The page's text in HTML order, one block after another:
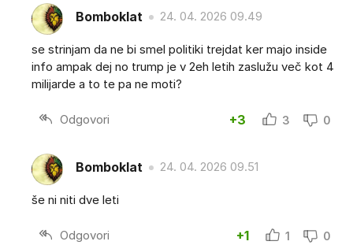
Bomboklat 24. 04. 2026 09.49
se strinjam da ne bi smel politiki trejdat ker majo inside
info ampak dej no trump je v 2eh letih zaslužu več kot 4
milijarde a to te pa ne moti?
Odgovori +3 3 0
Bomboklat 24. 04. 2026 09.51
še ni niti dve leti
Odgovori +1 1 0